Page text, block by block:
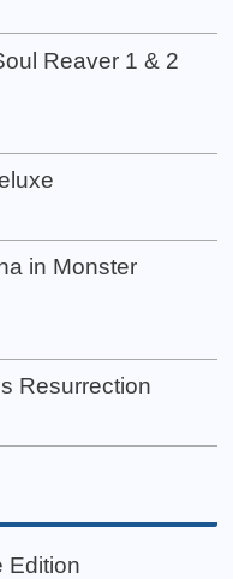
Reaver 1 & 2
in Monster
Resurrection
Edition